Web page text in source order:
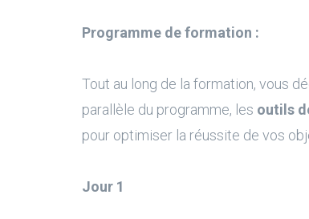
Programme de formation :
Tout au long de la formation, vous
parallèle du programme, les outils
pour optimiser la réussite de vos
Jour 1